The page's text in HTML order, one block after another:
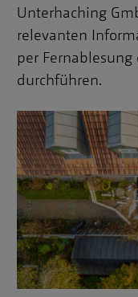
Unterhaching
relevanten
per
durchführen.